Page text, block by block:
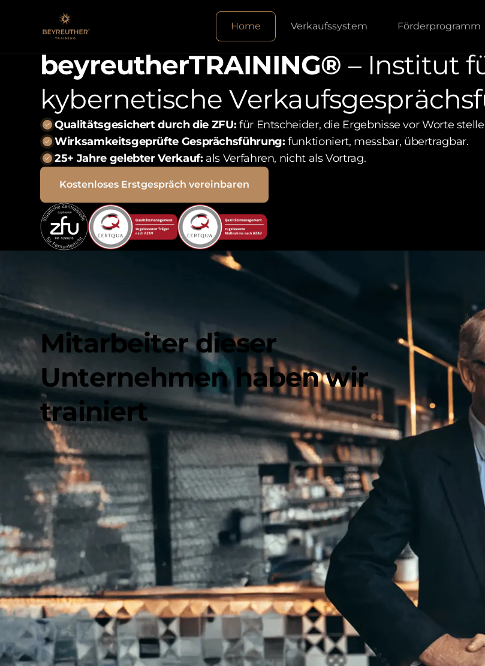
Home Verkaufssystem Förderprogramm
beyreutherTRAINING® – Institut f
kybernetische Verkaufsgesprächsf
Qualitätsgesichert durch die ZFU: für Entscheider, die Ergebnisse vor Worte
Wirksamkeitsgeprüfte Gesprächsführung: funktioniert, messbar, übertragbar.
25+ Jahre gelebter Verkauf: als Verfahren, nicht als Vortrag.
Kostenloses Erstgespräch vereinbaren
H A LL OF
Mitarbeiter dieser
Unternehmen haben wir
trainiert
150.000+
Führungskräfte
Institutionen tätig
und
erfolgreich erlernt